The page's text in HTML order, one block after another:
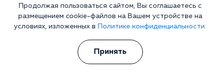
Выездные бригады работают круглосуточно
улица Александра Носаленко, 21/1, посёлок
Карты МИР Наличные
Продолжая пользоваться сайтом, Вы соглашаетесь с
размещением cookie-файлов на Вашем устройстве на
условиях, изложенных в
Политике конфиденциальности.
Принять